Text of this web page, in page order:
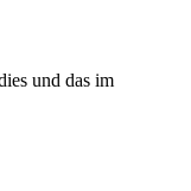
und das im